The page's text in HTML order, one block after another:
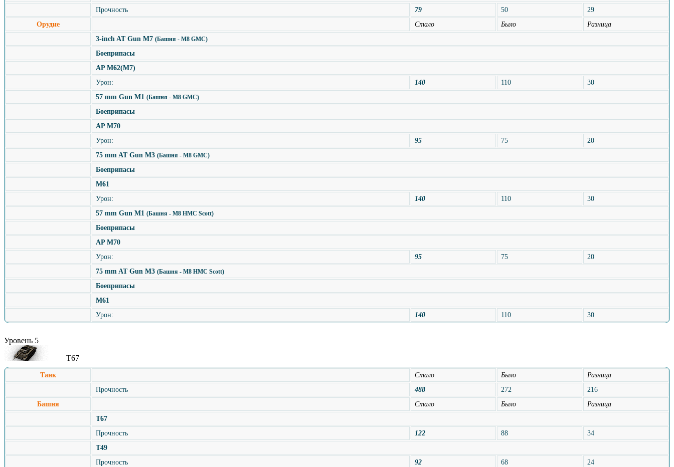
Прочность
79 50
29
Орудие
Стало Было
Разница
3-inch AT Gun M7(Башня - M8 GMC)
Боеприпасы
AP M62(M7)
Урон:
140 110
30
57 mm Gun M1(Башня - M8 GMC)
Боеприпасы
AP M70
Урон:
95 75
20
75 mm AT Gun M3(Башня - M8 GMC)
Боеприпасы
M61
Урон:
140 110
30
57 mm Gun M1(Башня - M8 HMC Scott)
Боеприпасы
AP M70
Урон:
95 75
20
75 mm AT Gun M3(Башня - M8 HMC Scott)
Боеприпасы
M61
Урон:
140 110 30
Уровень 5
T67
Танк Стало Было
Разница
Прочность
488 272
216
Башня
Стало Было
Разница
T67
Прочность
122 88
34
T49
Прочность
92 68
24